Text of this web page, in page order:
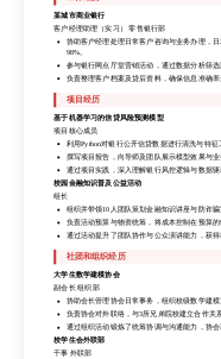
某城市商业银行
客户经理助理（实习） 零售银行部
协助客户经理处理日常客户咨询与业务办理，
98%。
参与银行网点厅堂营销活动，通过数据分析筛
负责整理客户档案及贷后资料，确保信息准确
项目经历
基于机器学习的信贷风险预测模型
项目核心成员
利用Python对银行公开信贷数据进行清洗与特
撰写项目报告，向导师及团队展示模型效果与业
通过项目实践，深入理解银行风控逻辑与数据驱
校园金融知识普及公益活动
组长
组织并带领10人团队策划金融知识讲座与防诈
负责活动预算与物资统筹，将成本控制在预算
通过活动提升了团队协作与公众演讲能力，获得
社团和组织经历
大学生数学建模协会
副会长 组织部
协助会长管理协会日常事务，组织校级数学建
负责协会对外联络，与3所兄弟院校建立合作关
通过组织活动锻炼了统筹协调与沟通能力，协会
校学生会外联部
干事 外联部
个人总结
理工科本科应届生，具备扎实的数理基础和逻辑分
题解决，注重团队协作与结果导向。求职方向为
工作经历
某城市商业银行
客户经理助理（实习） 零售银行部
协助客户经理处理日常客户咨询与业务办理，
98%。
参与银行网点厅堂营销活动，通过数据分析筛
负责整理客户档案及贷后资料，确保信息准确
基于机器学习的信贷风险预测模型
项目核心成员
利用Python对银行公开信贷数据进行清洗与特
撰写项目报告，向导师及团队展示模型效果与
通过项目实践，深入理解银行风控逻辑与数据
组长
组织并带领10人团队策划金融知识讲座与防诈
负责活动预算与物资统筹，将成本控制在预算
通过活动提升了团队协作与公众演讲能力，获
大学生数学建模协会
副会长 组织部